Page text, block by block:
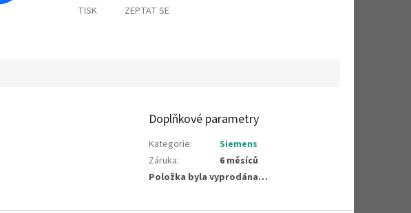
TISK ZEPTAT SE
Doplňkové parametry
Kategorie:
Siemens
Záruka:
6 měsíců
Položka byla vyprodána…